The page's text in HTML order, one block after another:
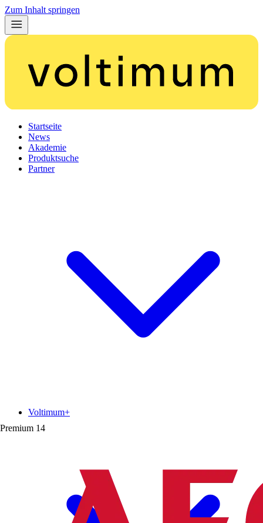
Zum Inhalt springen
Startseite
News
Akademie
Produktsuche
Partner
Premium 14
Voltimum+